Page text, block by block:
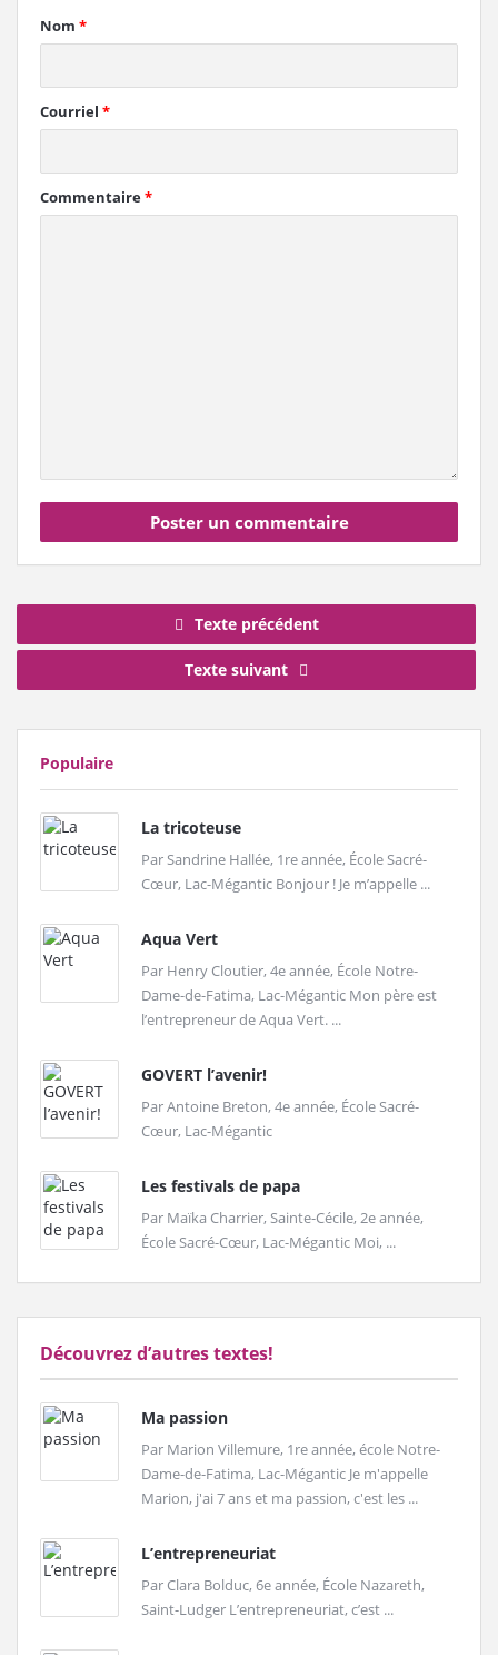
Nom *
Courriel *
Commentaire*
Texte précédent
Texte suivant
Populaire
La tricoteuse
Par Sandrine Hallée, 1re année, École Sacré-
Cœur, Lac-Mégantic Bonjour ! Je m’appelle ...
Aqua Vert
Par Henry Cloutier, 4e année, École Notre-
Dame-de-Fatima, Lac-Mégantic Mon père est
l’entrepreneur de Aqua Vert. ...
GOVERT l’avenir!
Par Antoine Breton, 4e année, École Sacré-
Cœur, Lac-Mégantic
Les festivals de papa
Par Maïka Charrier, Sainte-Cécile, 2e année,
École Sacré-Cœur, Lac-Mégantic Moi, ...
Découvrez d’autres textes!
Ma passion
Par Marion Villemure, 1re année, école Notre-
Dame-de-Fatima, Lac-Mégantic Je m'appelle
Marion, j'ai 7 ans et ma passion, c'est les ...
L’entrepreneuriat
Par Clara Bolduc, 6e année, École Nazareth,
Saint-Ludger L’entrepreneuriat, c’est ...